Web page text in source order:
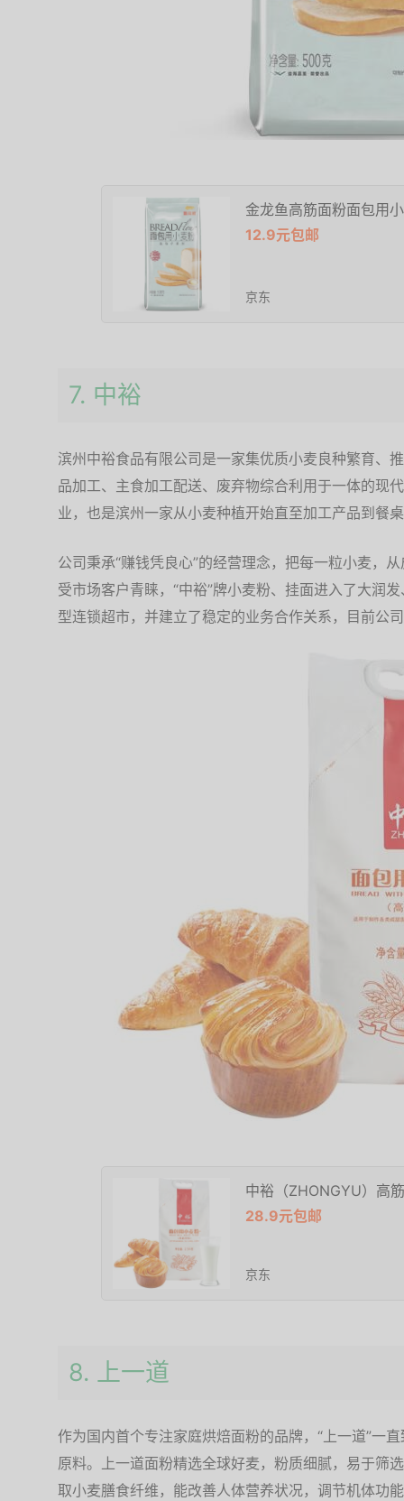
金龙鱼高筋面粉面包用
12.9元包邮
京东
7. 中裕
滨州中裕食品有限公司是一家集优质小麦良种繁育、
品加工、主食加工配送、废弃物综合利用于一体的现
业，也是滨州一家从小麦种植开始直至加工产品到餐
公司秉承“赚钱凭良心”的经营理念，把每一粒小麦，
受市场客户青睐，“中裕”牌小麦粉、挂面进入了大润
型连锁超市，并建立了稳定的业务合作关系，目前公
中裕（ZHONGYU）高
28.9元包邮
京东
8. 上一道‌
作为国内首个专注家庭烘焙面粉的品牌，“上一道”一
原料。上一道面粉精选全球好麦，粉质细腻，易于筛
取小麦膳食纤维，能改善人体营养状况，调节机体功